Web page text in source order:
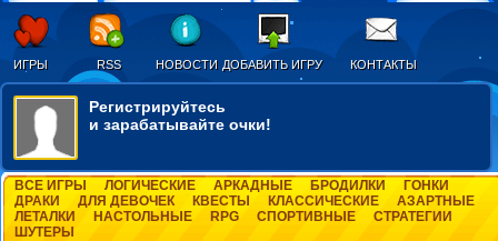
ИГРЫ RSS НОВОСТИ ДОБАВИТЬ ИГРУ КОНТАКТЫ
Регистрируйтесь
и зарабатывайте очки!
ВСЕ ИГРЫ ЛОГИЧЕСКИЕ АРКАДНЫЕ БРОДИЛКИ
ГОНКИ
ДРАКИ
ДЛЯ ДЕВОЧЕК КВЕСТЫ КЛАССИЧЕСКИЕ
АЗАРТНЫЕ
ЛЕТАЛКИ
НАСТОЛЬНЫЕ RPG СПОРТИВНЫЕ
СТРАТЕГИИ
ШУТЕРЫ